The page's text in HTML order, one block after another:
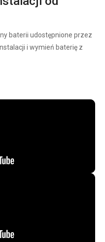
baterii udostępnione przez
i wymień baterię z